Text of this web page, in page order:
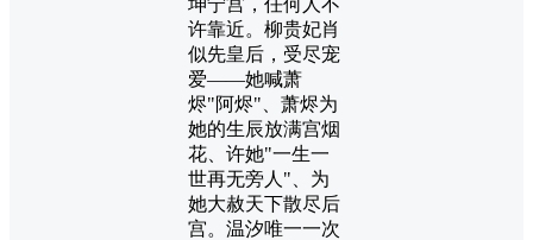
许靠近。柳贵妃肖
似先皇后，受尽宠
爱——她喊萧
烬"阿烬"、萧烬为
她的生辰放满宫烟
花、许她"一生一
世再无旁人"、为
她大赦天下散尽后
宫。温汐唯一一次